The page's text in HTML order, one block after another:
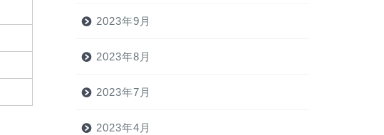
2023年9月
2023年8月
2023年7月
2023年4月